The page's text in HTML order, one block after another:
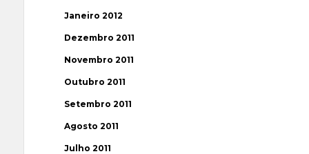
Janeiro 2012
Dezembro 2011
Novembro 2011
Outubro 2011
Setembro 2011
Agosto 2011
Julho 2011